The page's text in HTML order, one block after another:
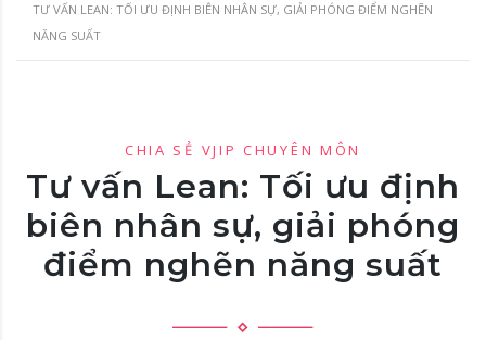
TƯ VẤN LEAN: TỐI ƯU ĐỊNH BIÊN NHÂN SỰ, GIẢI PHÓNG ĐIỂM NGHẼN
NĂNG SUẤT
CHIA SẺ VJIPCHUYÊN MÔN
Tư vấn Lean: Tối ưu định
biên nhân sự, giải phóng
điểm nghẽn năng suất